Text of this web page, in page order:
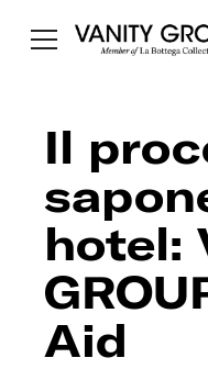
Il
hotel:
Aid